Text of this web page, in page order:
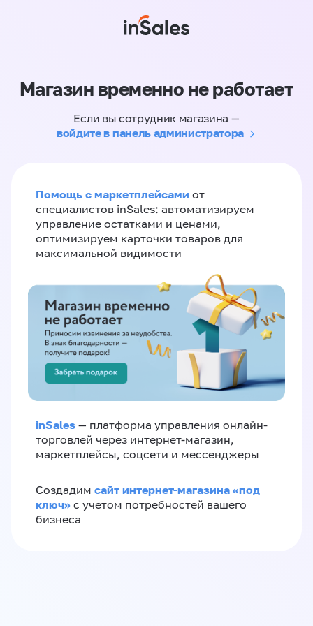
Магазин временно не работает
Если вы сотрудник магазина —
войдите в панель администратора
Помощь с маркетплейсами от
специалистов inSales: автоматизируем
управление остатками и ценами,
оптимизируем карточки товаров для
максимальной видимости
inSales — платформа управления онлайн-
торговлей через интернет-магазин,
маркетплейсы, соцсети и мессенджеры
Создадим сайт интернет-магазина «под
ключ» с учетом потребностей вашего
бизнеса